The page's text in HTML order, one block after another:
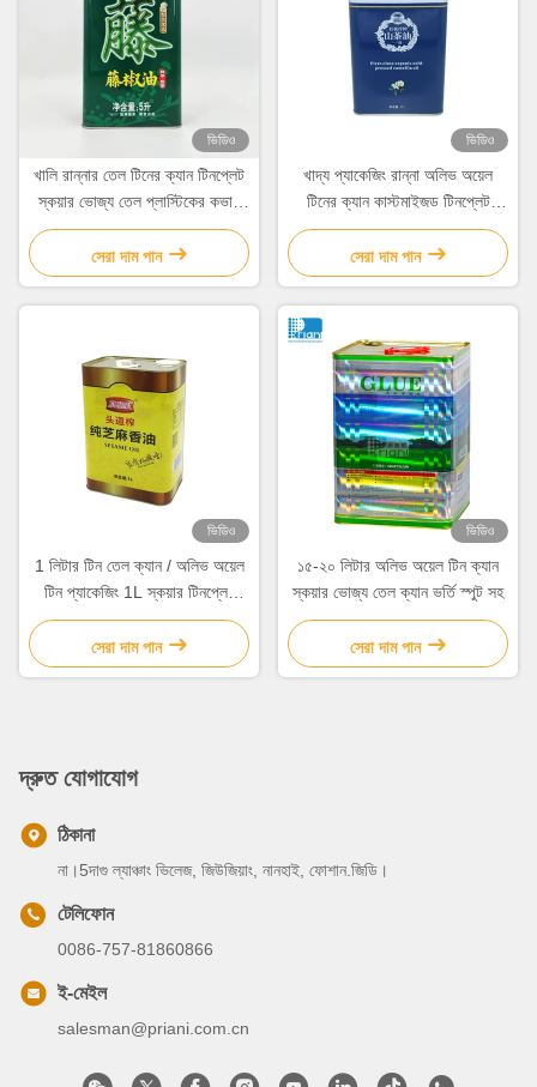
ভিডিও
খালি রান্নার তেল টিনের ক্যান টিনপ্লেট
স্কয়ার ভোজ্য তেল প্লাস্টিকের কভার
সহ টিন
সেরা দাম পান
ভিডিও
খাদ্য প্যাকেজিং রান্না অলিভ অয়েল
টিনের ক্যান কাস্টমাইজড টিনপ্লেট
উপাদান
সেরা দাম পান
ভিডিও
1 লিটার টিন তেল ক্যান / অলিভ অয়েল
টিন প্যাকেজিং 1L স্কয়ার টিনপ্লেট
ক্যান ভার্জিন ভোজ্য তেল জন্য
সেরা দাম পান
ভিডিও
১৫-২০ লিটার অলিভ অয়েল টিন ক্যান
স্কয়ার ভোজ্য তেল ক্যান ভর্তি স্পুট সহ
সেরা দাম পান
দ্রুত যোগাযোগ
ঠিকানা
না।5দাগু ল্যাঞ্চাং ভিলেজ, জিউজিয়াং, নানহাই, ফোশান.জিডি।
টেলিফোন
0086-757-81860866
ই-মেইল
salesman@priani.com.cn